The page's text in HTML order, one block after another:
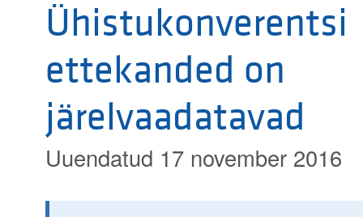
Ühistukonverentsi
ettekanded on
järelvaadatavad
Uuendatud 17 november 2016